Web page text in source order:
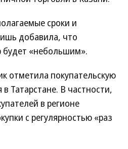
сроки и
добавила, что
будет «небольшим».
отметила покупательскую
Татарстане. В частности,
в регионе
с регулярностью «раз